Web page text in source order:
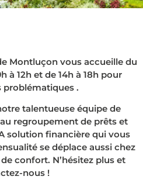
chez vous
!
Montluçon vous accueille du
à 12h et de 14h à 18h pour
problématiques .
talentueuse équipe de
regroupement de prêts et
solution financière qui vous
se déplace aussi chez
confort. N’hésitez plus et
nous !